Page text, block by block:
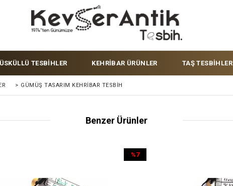
TESBİHLER KEHRİBAR ÜRÜNLER TAŞ TESBİHLER
> GÜMÜŞ TASARIM KEHRIBAR TESBIH
Benzer Ürünler
%7